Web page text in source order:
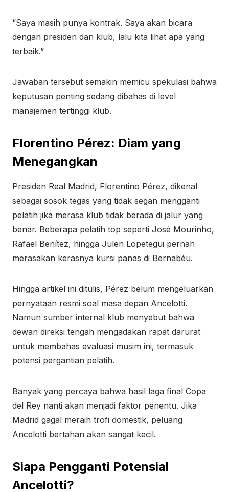
“Saya masih punya kontrak. Saya akan bicara
dengan presiden dan klub, lalu kita lihat apa yang
terbaik.”
Jawaban tersebut semakin memicu spekulasi bahwa
keputusan penting sedang dibahas di level
manajemen tertinggi klub.
Florentino Pérez: Diam yang
Menegangkan
Presiden Real Madrid, Florentino Pérez, dikenal
sebagai sosok tegas yang tidak segan mengganti
pelatih jika merasa klub tidak berada di jalur yang
benar. Beberapa pelatih top seperti José Mourinho,
Rafael Benítez, hingga Julen Lopetegui pernah
merasakan kerasnya kursi panas di Bernabéu.
Hingga artikel ini ditulis, Pérez belum mengeluarkan
pernyataan resmi soal masa depan Ancelotti.
Namun sumber internal klub menyebut bahwa
dewan direksi tengah mengadakan rapat darurat
untuk membahas evaluasi musim ini, termasuk
potensi pergantian pelatih.
Banyak yang percaya bahwa hasil laga final Copa
del Rey nanti akan menjadi faktor penentu. Jika
Madrid gagal meraih trofi domestik, peluang
Ancelotti bertahan akan sangat kecil.
Siapa Pengganti Potensial
Ancelotti?